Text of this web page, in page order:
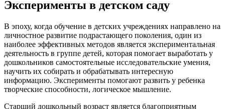
Эксперименты в детском саду
В эпоху, когда обучение в детских учреждениях направлено на
личностное развитие подрастающего поколения, один из
наиболее эффективных методов является экспериментальная
деятельность в группе детей, которая помогает выработать у
дошкольников самостоятельные исследовательские умения,
научить их собирать и обрабатывать интересную
информацию. Эксперименты помогают развить у ребенка
творческие способности, логическое мышление.
Старший дошкольный возраст является благоприятным